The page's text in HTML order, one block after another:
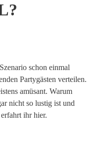
schon einmal
Partygästen verteilen.
amüsant. Warum
nicht so lustig ist und
ihr hier.